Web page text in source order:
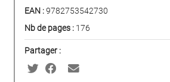
EAN :9782753542730
Nb de pages : 176
Partager :